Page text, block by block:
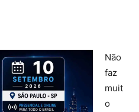
Não
faz
muit
o